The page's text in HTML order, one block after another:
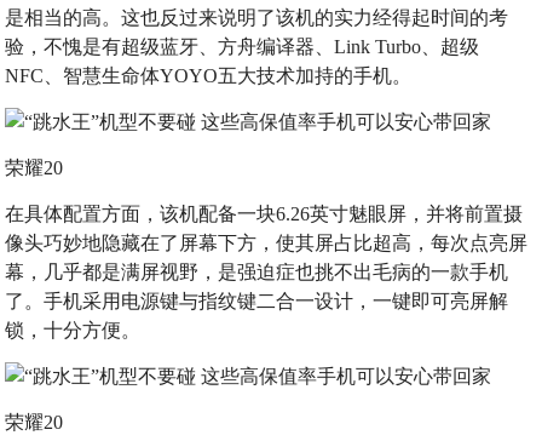
是相当的高。这也反过来说明了该机的实力经得起时间的考
验，不愧是有超级蓝牙、方舟编译器、Link Turbo、超级
NFC、智慧生命体YOYO五大技术加持的手机。
荣耀20
在具体配置方面，该机配备一块6.26英寸魅眼屏，并将前置摄
像头巧妙地隐藏在了屏幕下方，使其屏占比超高，每次点亮屏
幕，几乎都是满屏视野，是强迫症也挑不出毛病的一款手机
了。手机采用电源键与指纹键二合一设计，一键即可亮屏解
锁，十分方便。
荣耀20